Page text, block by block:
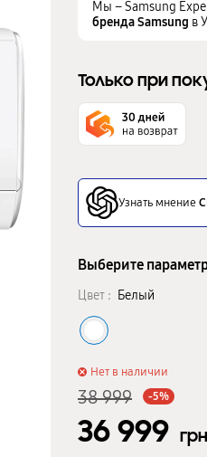
Мы – Samsung
бренда Samsung в
Только при
Узнать мнение
Выберите
Цвет : Белый
Нет в наличии
38 999 -5%
36 999 грн